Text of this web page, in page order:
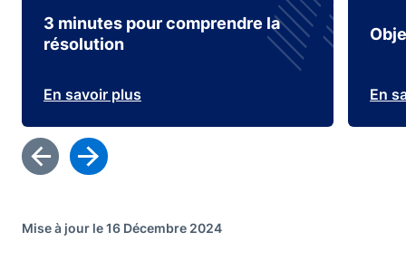
3 minutes pour comprendre la
résolution
En savoir plus En
Mise à jour le 16 Décembre 2024